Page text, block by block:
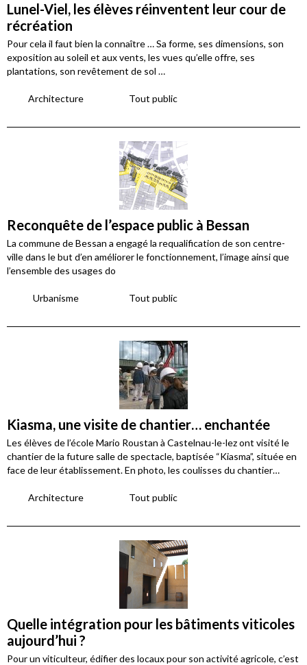
Lunel-Viel, les élèves réinventent leur cour de
récréation
Pour cela il faut bien la connaître … Sa forme, ses dimensions, son
exposition au soleil et aux vents, les vues qu’elle offre, ses
plantations, son revêtement de sol …
Architecture Tout public
Reconquête de l’espace public à Bessan
La commune de Bessan a engagé la requalification de son centre-
ville dans le but d’en améliorer le fonctionnement, l’image ainsi que
l’ensemble des usages do
Urbanisme Tout public
Kiasma, une visite de chantier… enchantée
Les élèves de l’école Mario Roustan à Castelnau-le-lez ont visité le
chantier de la future salle de spectacle, baptisée “Kiasma”, située en
face de leur établissement. En photo, les coulisses du chantier…
Architecture Tout public
Quelle intégration pour les bâtiments viticoles
aujourd’hui ?
Pour un viticulteur, édifier des locaux pour son activité agricole, c’est